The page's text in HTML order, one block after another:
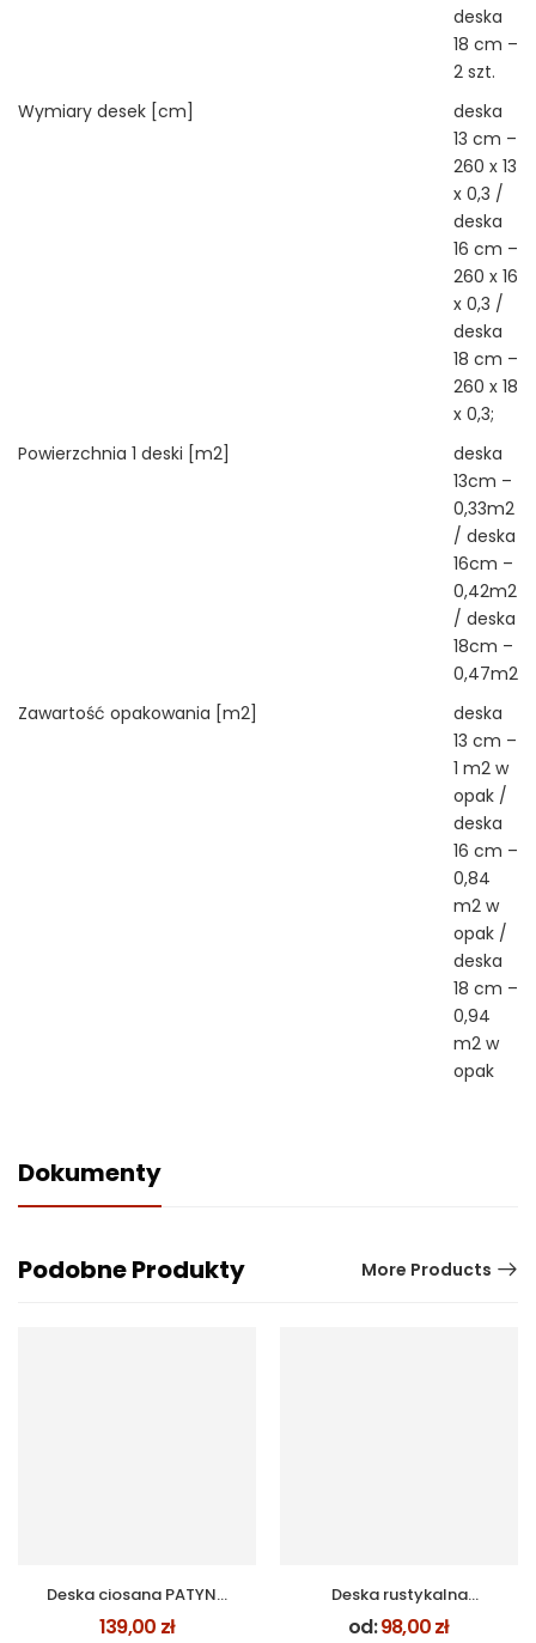
deska
18 cm –
2 szt.
Wymiary desek [cm]
deska
13 cm –
260 x 13
x 0,3 /
deska
16 cm –
260 x 16
x 0,3 /
deska
18 cm –
260 x 18
x 0,3;
Powierzchnia 1 deski [m2]
deska
13cm –
0,33m2
/ deska
16cm –
0,42m2
/ deska
18cm –
0,47m2
Zawartość opakowania [m2]
deska
13 cm –
1 m2 w
opak /
deska
16 cm –
0,84
m2 w
opak /
deska
18 cm –
0,94
m2 w
opak
Dokumenty
Podobne Produkty More Products
Deska ciosana PATYNA
BEŻ
139,00 zł
Deska rustykalna
JASNY DĄB
od:98,00zł